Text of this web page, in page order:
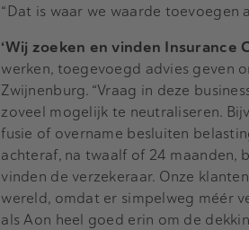
“Dat is waar we waarde toevoegen
‘Wij zoeken en vinden Insurance
werken, toegevoegd advies geven
Zwijnenburg. “Vraag in deze
zoveel mogelijk te neutraliseren.
fusie of overname besluiten
achteraf, na twaalf of 24 maanden,
vinden de verzekeraar. Onze
wereld, omdat er simpelweg méér
als Aon heel goed erin om de